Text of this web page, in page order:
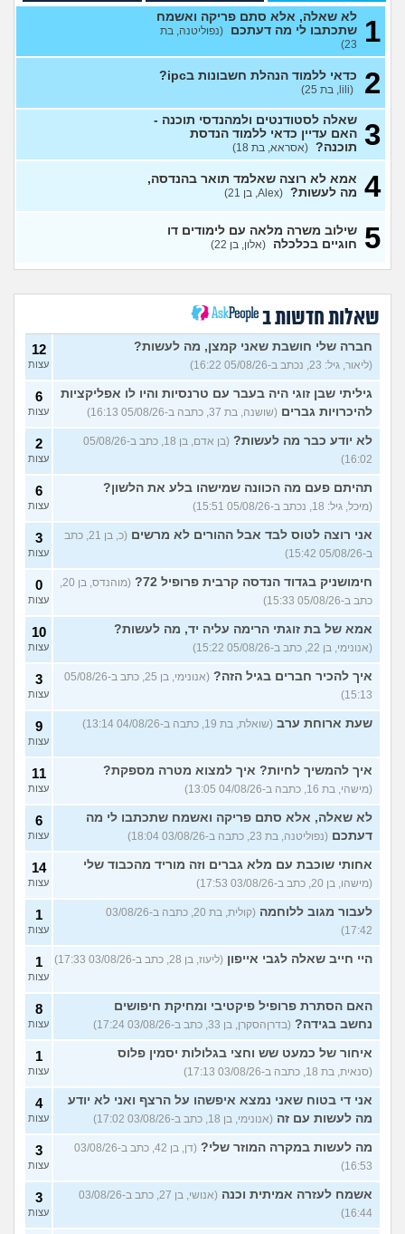
מתלבט על כיון לימודים (יואב, בן
3
לרפואה (מירי, בת 23) עצות
יש לי 11 שנות לימוד איך אני
אני מרגישה שאני לא מתקדמת
לשום מקום
(ללללל, בת 24)
לימודים בתחום מזרחנות/
קרימינולוגיה עם אבחנות
ללמוד פסיכולוגיה? (מישהו, בן
87)
ספר כדי להתחיל מוקדם יותר?
(ירין, בת 19)
סיימתי תואר והבנתי שאני לא
רוצה לעבוד בתחום, מה
עכשיו?
(טל, בת 29)
9
עצות
מס שאלות לסטודנטים ובוגרים
של המכללה האקדמית וינגייט
1
עצות
לימודים מסלול בוקר או ערב?
(אנונימית, בת 27)
3
עצות
אילו יחידות טכנולוגיות יש?
(אנונימי, בן 17)
2
עצות
החיים בתור סטודנט לרפואה
(אנונימי, בן 20)
9
עצות
הנדסת בניין באריאל או סמי
(יותם, בן 23)
3
עצות
אני מרגישה ממש תקועה, איך
להתמודד? (מאיה, בת 23) עצות
עוד שאלות חדשות במדור
1
לא שאלה, אלא סתם פריקה ואשמח
שתכתבו לי מה דעתכם (נפוליטנה, בת
23)
2 כדאי ללמוד הנהלת חשבונות בipc?
(lili, בת 25)
3 שאלה לסטודנטים ולמהנדסי תוכנה -
האם עדיין כדאי ללמוד הנדסת
תוכנה? (אסראא, בת 18)
4 אמא לא רוצה שאלמד תואר בהנדסה,
מה לעשות? (Alex, בן 21)
5 שילוב משרה מלאה עם לימודים דו
חוגיים בכלכלה (אלון, בן 22)
שאלות חדשות ב
חברה שלי חושבת שאני קמצן, מה לעשות?
(ליאור, גיל: 23, נכתב ב-05/08/26 16:22)
12
עצות
גיליתי שבן זוגי היה בעבר עם טרנסיות והיו לו אפליקציות
להיכרויות גברים (שושנה, בת 37, כתבה ב-05/08/26 16:13)
6
עצות
לא יודע כבר מה לעשות?
(בן אדם, בן 18, כתב ב-05/08/26
16:02)
2
עצות
תהיתם פעם מה הכוונה שמישהו בלע את הלשון?
(מיכל, גיל: 18, נכתב ב-05/08/26 15:51)
6
עצות
אני רוצה לטוס לבד אבל ההורים לא מרשים
(כ, בן 21, כתב
ב-05/08/26 15:42)
3
עצות
חימושניק בגדוד הנדסה קרבית פרופיל 72?
(מוהנדס, בן 20,
כתב ב-05/08/26 15:33)
0
עצות
אמא של בת זוגתי הרימה עליה יד, מה לעשות?
(אנונימי, בן 22, כתב ב-05/08/26 15:22)
10
עצות
איך להכיר חברים בגיל הזה?
(אנונימי, בן 25, כתב ב-05/08/26
15:13)
3
עצות
שעת ארוחת ערב (שואלת, בת 19, כתבה ב-04/08/26 13:14) 9
עצות
איך להמשיך לחיות? איך למצוא מטרה מספקת?
(מישהי, בת 16, כתבה ב-04/08/26 13:05)
11
עצות
לא שאלה, אלא סתם פריקה ואשמח שתכתבו לי מה
דעתכם (נפוליטנה, בת 23, כתבה ב-03/08/26 18:04)
6
עצות
אחותי שוכבת עם מלא גברים וזה מוריד מהכבוד שלי
(מישהו, בן 20, כתב ב-03/08/26 17:53)
14
עצות
לעבור מגוב ללוחמה
(קולית, בת 20, כתבה ב-03/08/26
17:42)
1
עצות
היי חייב שאלה לגבי אייפון (ליעוז, בן 28, כתב ב-03/08/26 17:33) 1
עצות
האם הסתרת פרופיל פיקטיבי ומחיקת חיפושים
נחשב בגידה? (בדרןהסקרן, בן 33, כתב ב-03/08/26 17:24)
8
עצות
איחור של כמעט שש וחצי בגלולות יסמין פלוס
(סנאית, בת 18, כתבה ב-03/08/26 17:13)
1
עצות
אני די בטוח שאני נמצא איפשהו על הרצף ואני לא יודע
מה לעשות עם זה (אנונימי, בן 18, כתב ב-03/08/26 17:02)
4
עצות
מה לעשות במקרה המוזר שלי?
(דן, בן 42, כתב ב-03/08/26
16:53)
3
עצות
אשמח לעזרה אמיתית וכנה
(אנושי, בן 27, כתב ב-03/08/26
16:44)
3
עצות